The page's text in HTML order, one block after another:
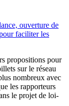
ouverture de
faciliter les
propositions pour
sur le réseau
nombreux avec
les rapporteurs
le projet de loi-